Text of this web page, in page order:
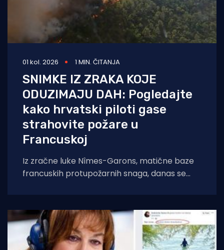
01 kol. 2026 1 MIN. ČITANJA
SNIMKE IZ ZRAKA KOJE
ODUZIMAJU DAH: Pogledajte
kako hrvatski piloti gase
strahovite požare u
Francuskoj
Iz zračne luke Nîmes-Garons, matične baze
francuskih protupožarnih snaga, danas se